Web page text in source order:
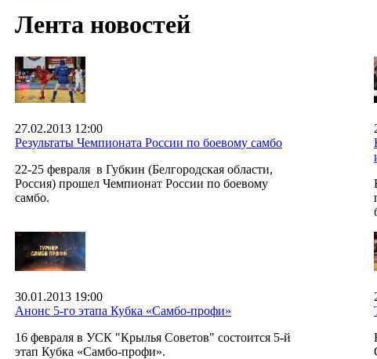
Лента новостей
27.02.2013 12:00
Результаты Чемпионата России по боевому самбо
22-25 февраля в Губкин (Белгородская области,
Россия) прошел Чемпионат России по боевому
самбо.
30.01.2013 19:00
Анонс 5-го этапа Кубка «Самбо-профи»
16 февраля в УСК "Крылья Советов" состоится 5-й
этап Кубка «Самбо-профи».